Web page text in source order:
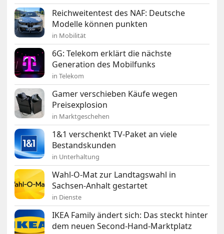
Reichweitentest des NAF: Deutsche
Modelle können punkten
in Mobilität
6G: Telekom erklärt die nächste
Generation des Mobilfunks
in Telekom
Gamer verschieben Käufe wegen
Preisexplosion
in Marktgeschehen
1&1 verschenkt TV-Paket an viele
Bestandskunden
in Unterhaltung
Wahl-O-Mat zur Landtagswahl in
Sachsen-Anhalt gestartet
in Dienste
IKEA Family ändert sich: Das steckt hinter
dem neuen Second-Hand-Marktplatz